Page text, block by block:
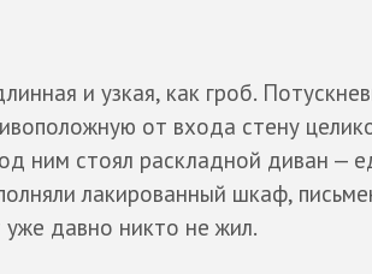
и узкая, как гроб.
от входа стену
ним стоял раскладной диван —
лакированный шкаф,
уже давно никто не жил.